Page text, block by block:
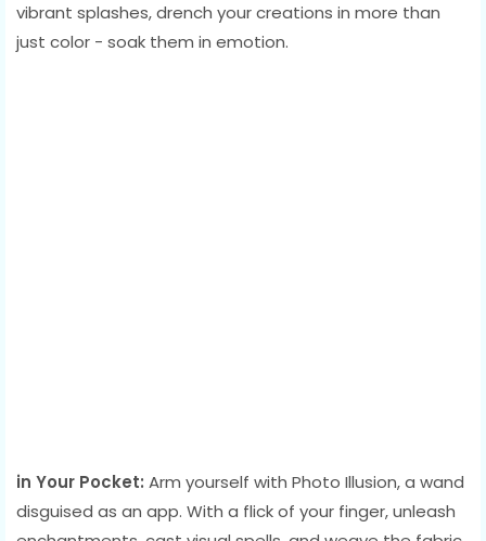
vibrant splashes, drench your creations in more than
just color - soak them in emotion.
in Your Pocket: Arm yourself with Photo Illusion, a wand
disguised as an app. With a flick of your finger, unleash